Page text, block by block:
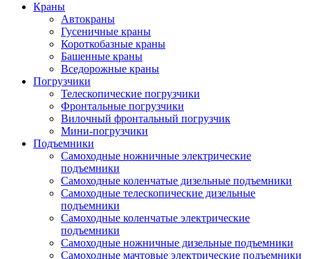
Краны
Автокраны
Гусеничные краны
Короткобазные краны
Башенные краны
Вcедорожные краны
Погрузчики
Телескопические погрузчики
Фронтальные погрузчики
Вилочный фронтальный погрузчик
Мини-погрузчики
Подъемники
Самоходные ножничные электрические
подъемники
Самоходные коленчатые дизельные подъемники
Самоходные телескопические дизельные
подъемники
Самоходные коленчатые электрические
подъемники
Самоходные ножничные дизельные подъемники
Самоходные мачтовые электрические подъемники